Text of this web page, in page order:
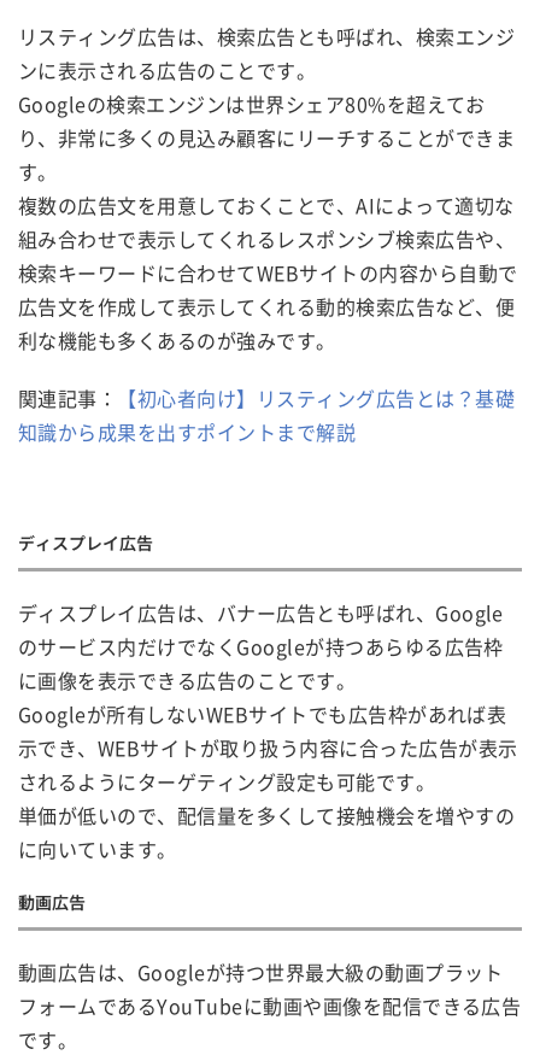
リスティング広告は、検索広告とも呼ばれ、検索エンジ
ンに表示される広告のことです。
Googleの検索エンジンは世界シェア80%を超えてお
り、非常に多くの見込み顧客にリーチすることができま
す。
複数の広告文を用意しておくことで、AIによって適切な
組み合わせで表示してくれるレスポンシブ検索広告や、
検索キーワードに合わせてWEBサイトの内容から自動で
広告文を作成して表示してくれる動的検索広告など、便
利な機能も多くあるのが強みです。
関連記事：
【初心者向け】リスティング広告とは？基礎
知識から成果を出すポイントまで解説
ディスプレイ広告
ディスプレイ広告は、バナー広告とも呼ばれ、Google
のサービス内だけでなくGoogleが持つあらゆる広告枠
に画像を表示できる広告のことです。
Googleが所有しないWEBサイトでも広告枠があれば表
示でき、WEBサイトが取り扱う内容に合った広告が表示
されるようにターゲティング設定も可能です。
単価が低いので、配信量を多くして接触機会を増やすの
に向いています。
動画広告
動画広告は、Googleが持つ世界最大級の動画プラット
フォームであるYouTubeに動画や画像を配信できる広告
です。